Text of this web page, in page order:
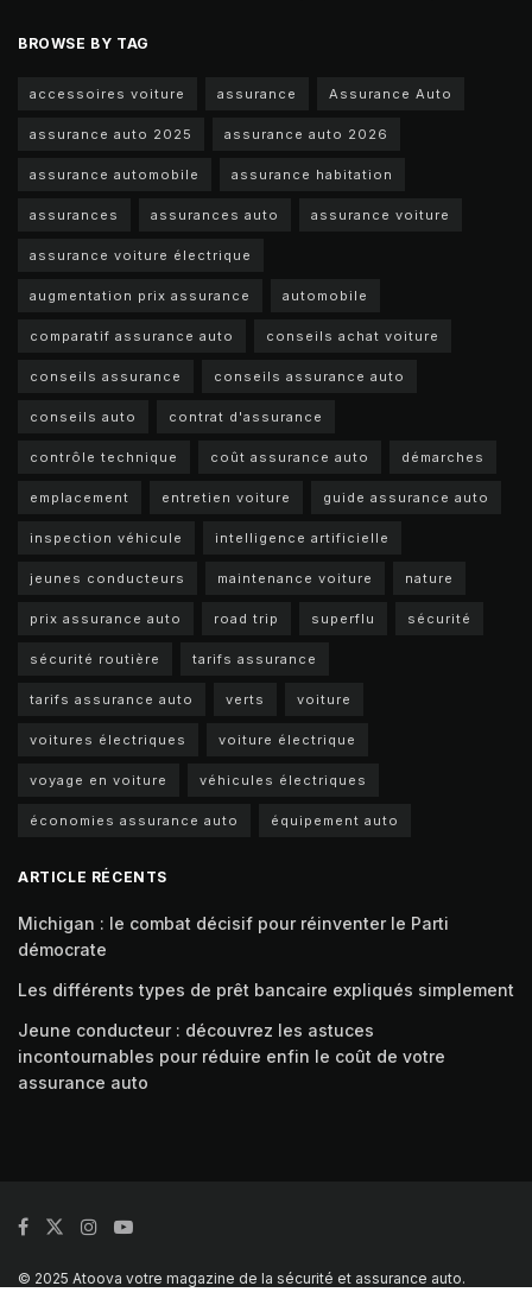
BROWSE BY TAG
accessoires voiture assurance Assurance Auto
assurance auto 2025 assurance auto 2026
assurance automobile assurance habitation
assurances assurances auto assurance voiture
assurance voiture électrique
augmentation prix assurance automobile
comparatif assurance auto conseils achat voiture
conseils assurance conseils assurance auto
conseils auto contrat d'assurance
contrôle technique coût assurance auto démarches
emplacement entretien voiture guide assurance auto
inspection véhicule intelligence artificielle
jeunes conducteurs maintenance voiture nature
prix assurance auto road trip superflu sécurité
sécurité routière tarifs assurance
tarifs assurance auto verts voiture
voitures électriques voiture électrique
voyage en voiture véhicules électriques
économies assurance auto équipement auto
ARTICLE RÉCENTS
Michigan : le combat décisif pour réinventer le Parti
démocrate
Les différents types de prêt bancaire expliqués simplement
Jeune conducteur : découvrez les astuces
incontournables pour réduire enfin le coût de votre
assurance auto
© 2025 Atoova votre magazine de la sécurité et assurance auto.